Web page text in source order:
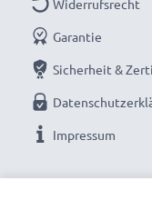
Systemkamera die
verwenden
Schonend Laden,
Kamera Akku
Widerrufsrecht
Garantie
Sicherheit &
Impressum